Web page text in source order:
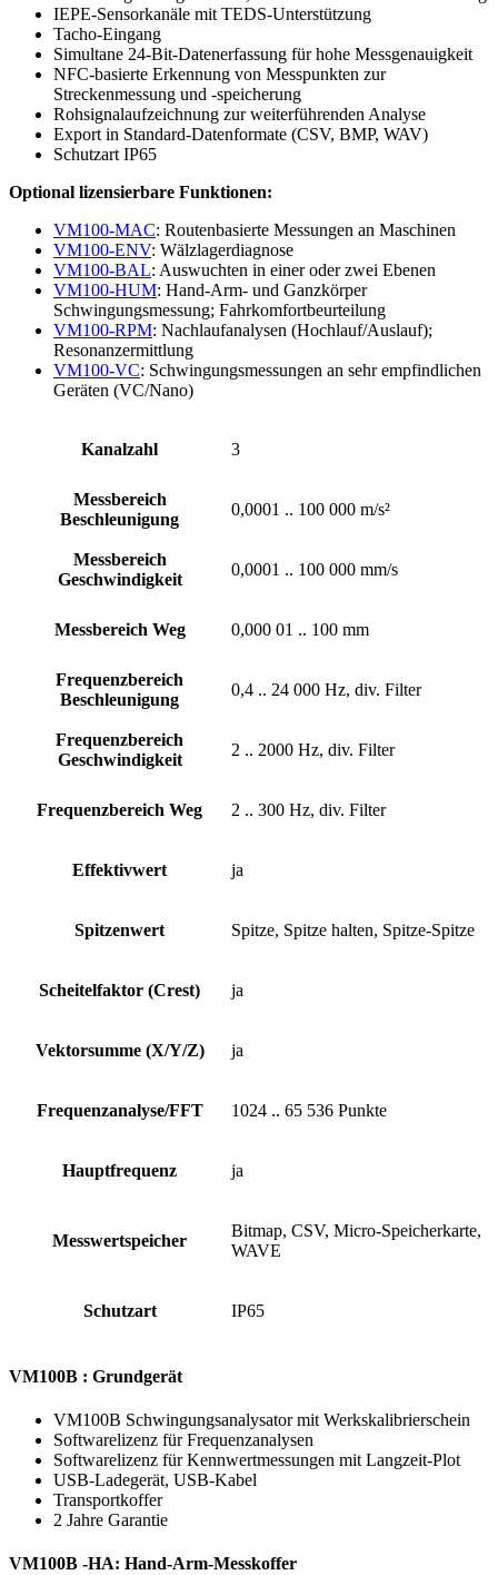
IEPE-Sensorkanäle mit TEDS-Unterstützung
Tacho-Eingang
Simultane 24-Bit-Datenerfassung für hohe Messgenauigkeit
NFC-basierte Erkennung von Messpunkten zur
Streckenmessung und -speicherung
Rohsignalaufzeichnung zur weiterführenden Analyse
Export in Standard-Datenformate (CSV, BMP, WAV)
Schutzart IP65
Optional lizensierbare Funktionen:
VM100-MAC: Routenbasierte Messungen an Maschinen
VM100-ENV: Wälzlagerdiagnose
VM100-BAL: Auswuchten in einer oder zwei Ebenen
VM100-HUM: Hand-Arm- und Ganzkörper
Schwingungsmessung; Fahrkomfortbeurteilung
VM100-RPM: Nachlaufanalysen (Hochlauf/Auslauf);
Resonanzermittlung
VM100-VC: Schwingungsmessungen an sehr empfindlichen
Geräten (VC/Nano)
Kanalzahl 3
Messbereich
Beschleunigung
0,0001 .. 100 000 m/s²
Messbereich
Geschwindigkeit
0,0001 .. 100 000 mm/s
Messbereich Weg 0,000 01 .. 100 mm
Frequenzbereich
Beschleunigung
0,4 .. 24 000 Hz, div. Filter
Frequenzbereich
Geschwindigkeit
2 .. 2000 Hz, div. Filter
Frequenzbereich Weg 2 .. 300 Hz, div. Filter
Effektivwert ja
Spitzenwert Spitze, Spitze halten, Spitze-Spitze
Scheitelfaktor (Crest) ja
Vektorsumme (X/Y/Z) ja
Frequenzanalyse/FFT 1024 .. 65 536 Punkte
Hauptfrequenz ja
Messwertspeicher
Bitmap, CSV, Micro-Speicherkarte,
WAVE
Schutzart IP65
VM100B : Grundgerät
VM100B Schwingungsanalysator mit Werkskalibrierschein
Softwarelizenz für Frequenzanalysen
Softwarelizenz für Kennwertmessungen mit Langzeit-Plot
USB-Ladegerät, USB-Kabel
Transportkoffer
2 Jahre Garantie
VM100B -HA: Hand-Arm-Messkoffer